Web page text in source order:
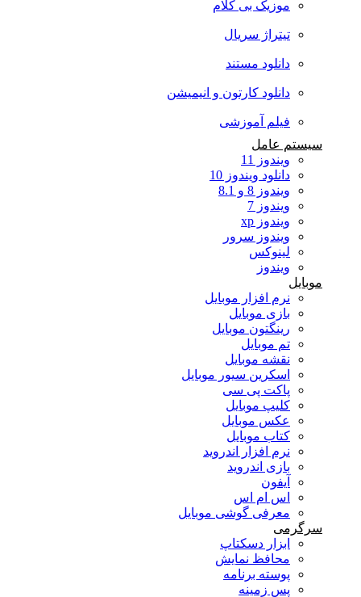
موزیک بی کلام
تیتراژ سریال
دانلود مستند
دانلود کارتون و انیمیشن
فیلم آموزشی
سیستم عامل
ویندوز 11
دانلود ویندوز 10
ویندوز 8 و 8.1
ویندوز 7
ویندوز xp
ویندوز سرور
لینوکس
ویندوز
موبایل
نرم افزار موبایل
بازی موبایل
رینگتون موبایل
تم موبایل
نقشه موبایل
اسکرین سیور موبایل
پاکت پی سی
کلیپ موبایل
عکس موبایل
کتاب موبایل
نرم افزار اندروید
بازی اندروید
آیفون
اس ام اس
معرفی گوشی موبایل
سرگرمی
ابزار دسکتاپ
محافظ نمایش
پوسته برنامه
پس زمینه